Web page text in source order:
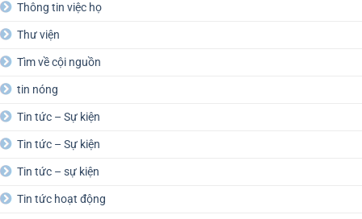
Thông tin việc họ
Thư viện
Tìm về cội nguồn
tin nóng
Tin tức – Sự kiện
Tin tức – Sự kiện
Tin tức – sự kiện
Tin tức hoạt động